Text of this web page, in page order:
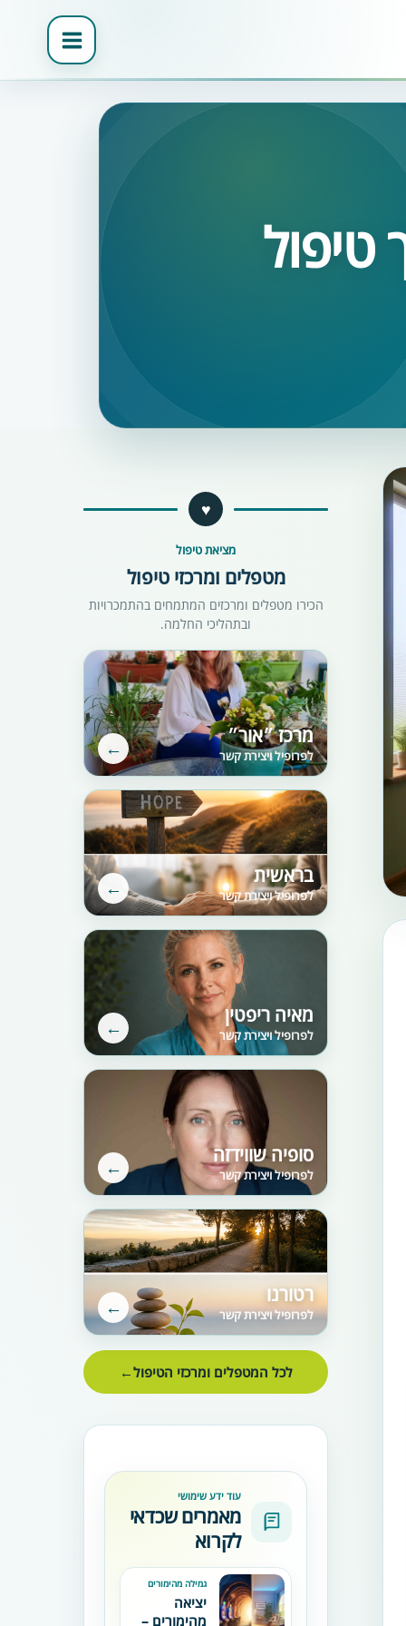
טיפול
♥
מציאת טיפול
מטפלים ומרכזי טיפול
הכירו מטפלים ומרכזים המתמחים בהתמכרויות
ובתהליכי החלמה.
מרכז ״אור״
לפרופיל ויצירת קשר ←
בראשית
לפרופיל ויצירת קשר ←
מאיה ריפטין
לפרופיל ויצירת קשר ←
סופיה שווידזה
לפרופיל ויצירת קשר ←
רטורנו
לפרופיל ויצירת קשר ←
לכל המטפלים ומרכזי הטיפול←
עוד ידע שימושי
מאמרים שכדאי
לקרוא
גמילה מהימורים
יציאה
מהימורים –